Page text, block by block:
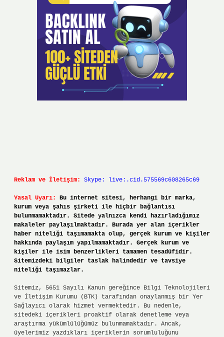
Reklam ve İletişim: Skype: live:.cid.575569c608265c69
Yasal Uyarı:
Bu internet sitesi, herhangi bir marka,
kurum veya şahıs şirketi ile hiçbir bağlantısı
bulunmamaktadır. Sitede yalnızca kendi hazırladığımız
makaleler paylaşılmaktadır. Burada yer alan içerikler
haber niteliği taşımamakta olup, gerçek kurum ve kişiler
hakkında paylaşım yapılmamaktadır. Gerçek kurum ve
kişiler ile isim benzerlikleri tamamen tesadüfidir.
Sitemizdeki bilgiler taslak halindedir ve tavsiye
niteliği taşımazlar.
Sitemiz, 5651 Sayılı Kanun gereğince Bilgi Teknolojileri
ve İletişim Kurumu (BTK) tarafından onaylanmış bir Yer
Sağlayıcı olarak hizmet vermektedir. Bu nedenle,
sitedeki içerikleri proaktif olarak denetleme veya
araştırma yükümlülüğümüz bulunmamaktadır. Ancak,
üyelerimiz yazdıkları içeriklerin sorumluluğunu